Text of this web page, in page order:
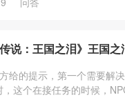
传说：王国之泪》王国
给的提示，第一个需要解
，这个在接任务的时候，